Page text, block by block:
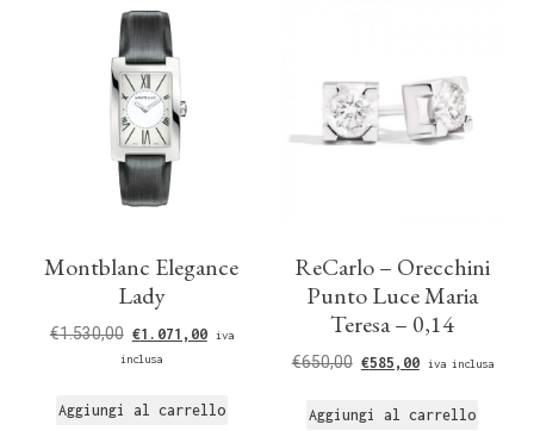
Montblanc Elegance
Lady
€1.530,00 €1.071,00
iva
inclusa
Aggiungi al carrello
ReCarlo – Orecchini
Punto Luce Maria
Teresa – 0,14
€650,00 €585,00 iva inclusa
Aggiungi al carrello